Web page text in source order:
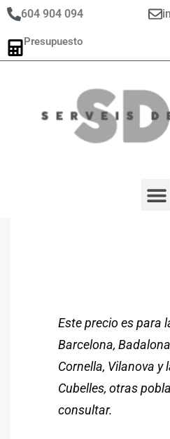
604 904 094
Presupuesto
Solicitar
Este precio es para
Barcelona,
Cornella, Vilanova y
Cubelles, otras
consultar.